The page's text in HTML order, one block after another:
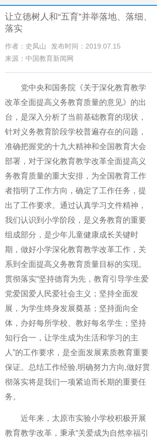
让立德树人和“五育”并举落地、落细、
落实
作者：史凤山
发布时间：2019.07.15
来源：中国教育新闻网
党中央和国务院《关于深化教育教学
改革全面提高义务教育质量的意见》的出
台，是深入分析了当前基础教育的现状，
针对义务教育阶段学校普遍存在的问题，
准确把握党的十九大精神和全国教育大会
部署，对于深化教育教学改革全面提高义
务教育质量的重大安排，为全国教育工作
者指明了工作方向，确定了工作任务，提
出了工作要求。通过认真学习文件精神，
我们认识到小学阶段，是义务教育的重要
组成部分，是少年儿童健康成长关键时
期，做好小学深化教育教学改革工作，关
系到全面提高义务教育质量目标的实现。
贯彻落实“坚持德育为先，教育引导学生爱
党爱国爱人民爱社会主义；坚持全面发
展，为学生终身发展奠基；坚持面向全
体，办好每所学校、教好每名学生；坚持
知行合一，让学生成为生活和学习的主
人”的工作要求，是全面发展素质教育重要
保证。总结工作经验,明确努力方向,做好贯
彻落实将是我们一项紧迫而长期的重要任
务。
近年来，太原市实验小学校积极开展
教育教学改革，秉承“关爱成为自然幸福引